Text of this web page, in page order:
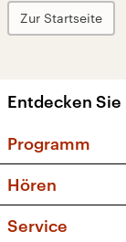
Zur Startseite
Entdecken
Programm
Musikliste
Hören
Service